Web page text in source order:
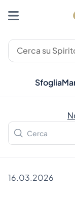
Sfoglia
16.03.2026